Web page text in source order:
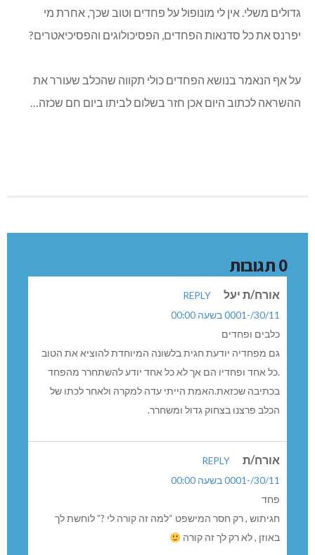
גדולים משלי. אין לי מונופול על פחדים וטוב שכך, אחרת מי
יפרנס את כל סדנאות הפחדים, הפסיכולוגים והפסיכיאטרים?
על אף הנאמר בנושא הפחדים כולי תקווה שהכלב שעורר את
ההשראה לכתוב היום אכן חזר בשלום לביתו ביום חם שכזה…
0 תגובות
אורח/ת יעל
REPLY
30/11/-0001 בשעה 00:00
כלבים ופחדים
גם מפחדיה יודעת חגית בלשונה המיוחדת להוציא את הטוב
.כל אחד ופחדיו הם אך לא כל אחד יודע להשתחרר מהפחד
בכתיבה שכזאת.האמת הייתי עדה למקרה ולאחר לכתו של
הכלב פרצנו בצחוק גדול ומשחרר.
אורח/ת
REPLY
30/11/-0001 בשעה 00:00
פחד
חגיתוש , רק חסר המישפט “למה זה קורה לי ?” לוחשת לך
באוזן , לא רק לך זה קורה